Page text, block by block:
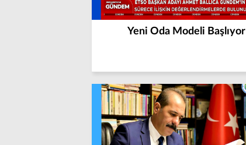
Yeni Oda Modeli Başlıyor